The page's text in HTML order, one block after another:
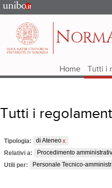
Portale
d'Ateneo
NORM
Home Tutti i
Tutti i
Tipologia:
di Ateneo
Relativi a:
Procedimento
Utili per:
Personale Tecnico-